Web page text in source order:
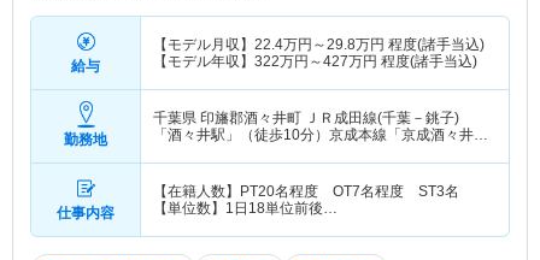
給与
【モデル月収】 22.4万円～29.8万円 程度(諸手当込)
【モデル年収】 322万円～427万円 程度(諸手当込)
勤務地
千葉県 印旛郡酒々井町 ＪＲ成田線(千葉－銚子)
「酒々井駅」（徒歩10分）京成本線「京成酒々井
仕事内容
【在籍人数】PT20名程度 OT7名程度 ST3名
【単位数】1日18単位前後…